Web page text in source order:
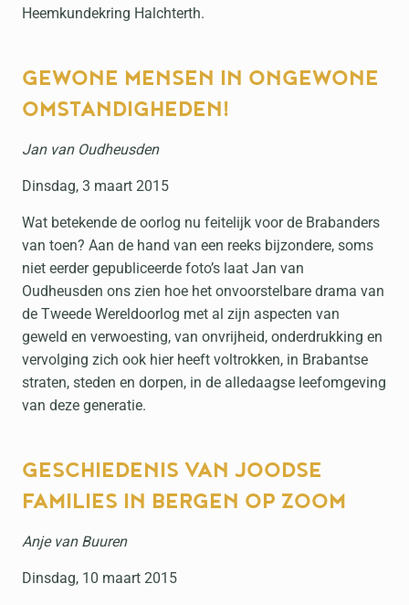
Heemkundekring Halchterth.
GEWONE MENSEN IN ONGEWONE
OMSTANDIGHEDEN!
Jan van Oudheusden
Dinsdag, 3 maart 2015
Wat betekende de oorlog nu feitelijk voor de Brabanders
van toen? Aan de hand van een reeks bijzondere, soms
niet eerder gepubliceerde foto’s laat Jan van
Oudheusden ons zien hoe het onvoorstelbare drama van
de Tweede Wereldoorlog met al zijn aspecten van
geweld en verwoesting, van onvrijheid, onderdrukking en
vervolging zich ook hier heeft voltrokken, in Brabantse
straten, steden en dorpen, in de alledaagse leefomgeving
van deze generatie.
GESCHIEDENIS VAN JOODSE
FAMILIES IN BERGEN OP ZOOM
Anje van Buuren
Dinsdag, 10 maart 2015